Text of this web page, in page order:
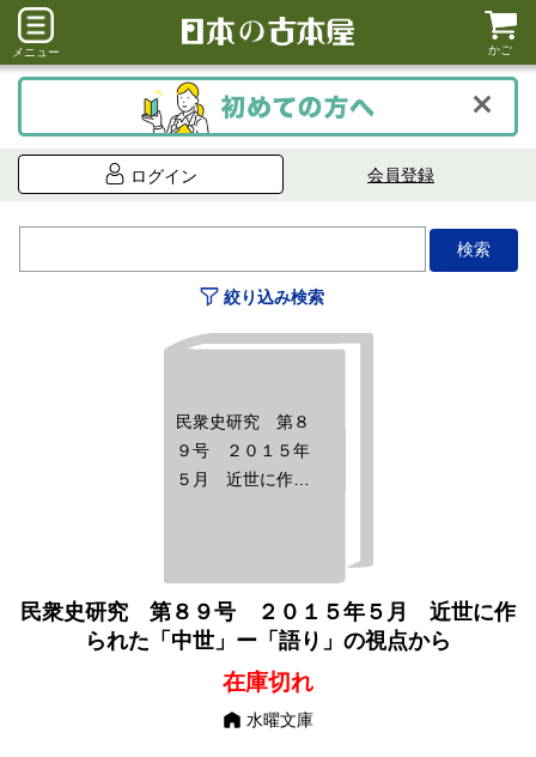
メニュー かご
ログイン 会員登録
絞り込み検索
民衆史研究 第８
９号 ２０１５年
５月 近世に作ら
民衆史研究 第８９号 ２０１５年５月 近世に作
られた「中世」ー「語り」の視点から
在庫切れ
水曜文庫